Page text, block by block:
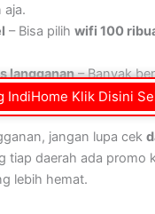
aja.
– Bisa pilihwifi 100
langganan– Banyak
Hotstar!
jangan lupa cek
tiap daerah ada promo
lebih hemat.
IndiHome Klik Disini